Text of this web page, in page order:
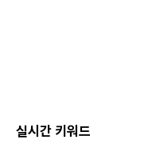
실시간 키워드